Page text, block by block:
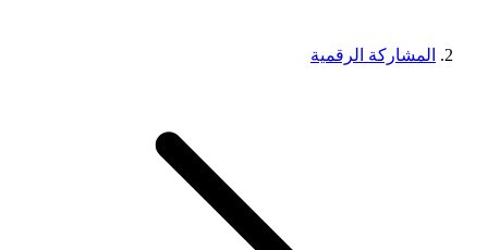
المشاركة الرقمية